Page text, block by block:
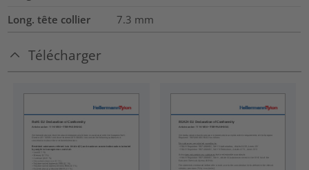
Long. tête collier
7.3 mm
Télécharger